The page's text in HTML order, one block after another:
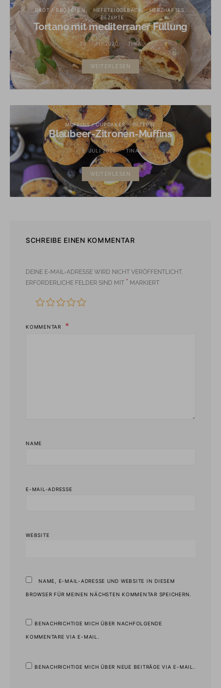
BROT / BRÖTCHEN HEFETEIGGEBÄCK
HERZHAFTES
REZEPTE
Tortano mit mediterraner Füllung
28. JUNI 2020 TINA
WEITERLESEN
MUFFINS / CUPCAKES REZEPTE
Blaubeer-Zitronen-Muffins
5. JULI 2020 TINA
WEITERLESEN
SCHREIBE EINEN KOMMENTAR
DEINE E-MAIL-ADRESSE WIRD NICHT VERÖFFENTLICHT.
ERFORDERLICHE FELDER SIND MIT * MARKIERT
KOMMENTAR
NAME
E-MAIL-ADRESSE
WEBSITE
NAME, E-MAIL-ADRESSE UND WEBSITE IN DIESEM
BROWSER FÜR MEINEN NÄCHSTEN KOMMENTAR SPEICHERN.
BENACHRICHTIGE MICH ÜBER NACHFOLGENDE
KOMMENTARE VIA E-MAIL.
BENACHRICHTIGE MICH ÜBER NEUE BEITRÄGE VIA E-MAIL.